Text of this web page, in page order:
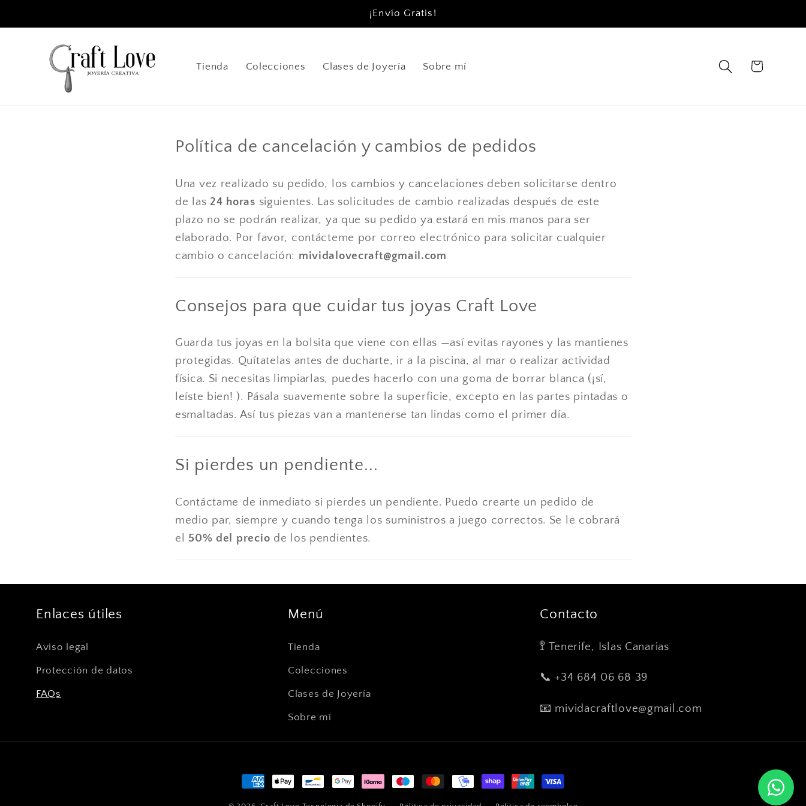
al contenido
¡Envío Gratis!
Tienda Colecciones Clases de Joyería Sobre mí Carrito
Política de cancelación y cambios de pedidos
Una vez realizado su pedido, los cambios y cancelaciones deben solicitarse dentro
de las 24 horas siguientes. Las solicitudes de cambio realizadas después de este
plazo no se podrán realizar, ya que su pedido ya estará en mis manos para ser
elaborado. Por favor, contácteme por correo electrónico para solicitar cualquier
cambio o cancelación: mividalovecraft@gmail.com
Consejos para que cuidar tus joyas Craft Love
Guarda tus joyas en la bolsita que viene con ellas —así evitas rayones y las mantienes
protegidas. Quítatelas antes de ducharte, ir a la piscina, al mar o realizar actividad
física. Si necesitas limpiarlas, puedes hacerlo con una goma de borrar blanca (¡sí,
leíste bien! ). Pásala suavemente sobre la superficie, excepto en las partes pintadas o
esmaltadas. Así tus piezas van a mantenerse tan lindas como el primer día.
Si pierdes un pendiente...
Contáctame de inmediato si pierdes un pendiente. Puedo crearte un pedido de
medio par, siempre y cuando tenga los suministros a juego correctos. Se le cobrará
el50% del precio de los pendientes.
Enlaces útiles
Aviso legal
Protección de datos
FAQs
Menú
Tienda
Colecciones
Clases de Joyería
Sobre mí
Contacto
🚏 Tenerife, Islas Canarias
📞 +34 684 06 68 39
📧 mividacraftlove@gmail.com
Formas
de